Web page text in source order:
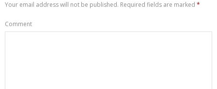
Your email address will not be published. Required fields are marked *
Comment